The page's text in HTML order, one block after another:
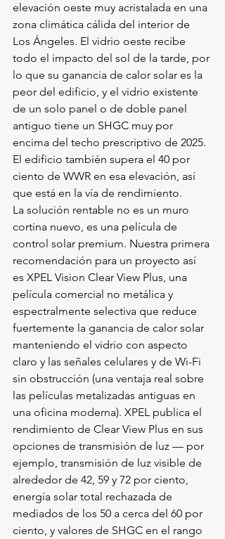
elevación oeste muy acristalada en una
zona climática cálida del interior de
Los Ángeles. El vidrio oeste recibe
todo el impacto del sol de la tarde, por
lo que su ganancia de calor solar es la
peor del edificio, y el vidrio existente
de un solo panel o de doble panel
antiguo tiene un SHGC muy por
encima del techo prescriptivo de 2025.
El edificio también supera el 40 por
ciento de WWR en esa elevación, así
que está en la vía de rendimiento.
La solución rentable no es un muro
cortina nuevo, es una película de
control solar premium. Nuestra primera
recomendación para un proyecto así
es XPEL Vision Clear View Plus, una
película comercial no metálica y
espectralmente selectiva que reduce
fuertemente la ganancia de calor solar
manteniendo el vidrio con aspecto
claro y las señales celulares y de Wi-Fi
sin obstrucción (una ventaja real sobre
las películas metalizadas antiguas en
una oficina moderna). XPEL publica el
rendimiento de Clear View Plus en sus
opciones de transmisión de luz — por
ejemplo, transmisión de luz visible de
alrededor de 42, 59 y 72 por ciento,
energía solar total rechazada de
mediados de los 50 a cerca del 60 por
ciento, y valores de SHGC en el rango